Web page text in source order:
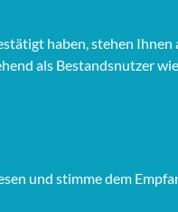
haben, stehen
als Bestandsnutzer
und stimme dem